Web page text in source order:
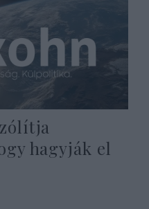
hagyják el